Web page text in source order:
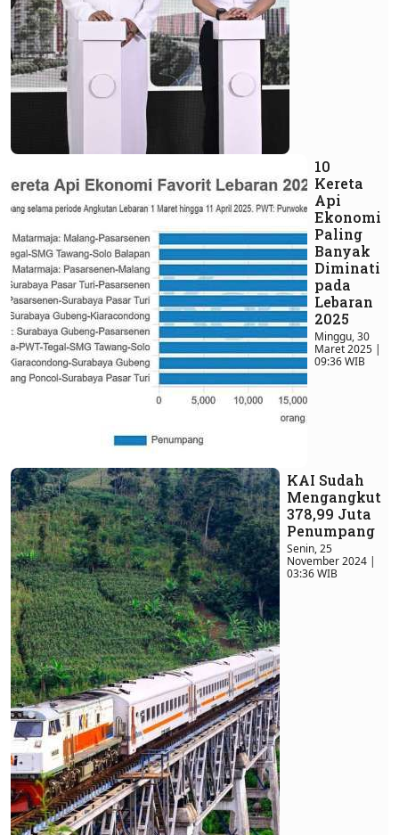
10
Kereta
Api
Ekonomi
Paling
Banyak
Diminati
pada
Lebaran
2025
Minggu, 30
Maret 2025 |
09:36 WIB
KAI Sudah
Mengangkut
378,99 Juta
Penumpang
Senin, 25
November 2024 |
03:36 WIB